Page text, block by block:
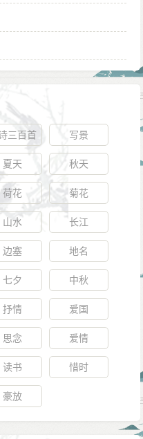
脱的风度，于是谢枋得
轼，也为自己的读书堂
此自号“叠山”，而人们
汉族士大夫，由于谢
次派人来诱降，但都
：“人莫不有一死，或
元，我必慷慨赴死，
行省参政魏天佑奉元
时，谢枋得虽然形容
赠别亲友。他一到大
宋恭宗所在的方向，
源寺），见壁间有曹
岂不汝若哉！”并再次进
有米饭的药汤请他去
地上。四月初五，谢
绝食五天，终于为国尽
三百首 写景
夏天 秋天
荷花 菊花
山水 长江
边塞 地名
七夕 中秋
抒情 爱国
思念 爱情
读书 惜时
豪放